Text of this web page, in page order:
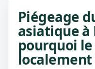
Piégeage
asiatique
pourquoi
localement